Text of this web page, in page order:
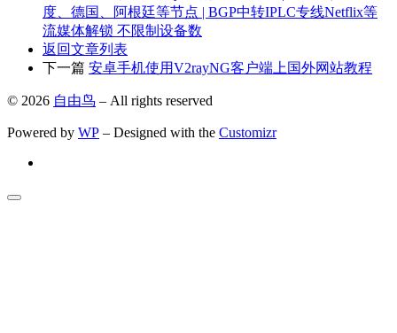
度、德国、阿根廷等节点 | BGP中转IPLC专线Netflix等
流媒体解锁 不限制设备数
返回文章列表
下一篇 安卓手机使用V2rayNG客户端上国外网站教程
© 2026 自由鸟 – All rights reserved
Powered by WP – Designed with the Customizr